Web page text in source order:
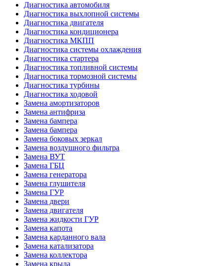
Диагностика автомобиля
Диагностика выхлопной системы
Диагностика двигателя
Диагностика кондиционера
Диагностика МКПП
Диагностика системы охлаждения
Диагностика стартера
Диагностика топливной системы
Диагностика тормозной системы
Диагностика турбины
Диагностика ходовой
Замена амортизаторов
Замена антифриза
Замена бампера
Замена бампера
Замена боковых зеркал
Замена воздушного фильтра
Замена ВУТ
Замена ГБЦ
Замена генератора
Замена глушителя
Замена ГУР
Замена двери
Замена двигателя
Замена жидкости ГУР
Замена капота
Замена карданного вала
Замена катализатора
Замена коллектора
Замена крыла